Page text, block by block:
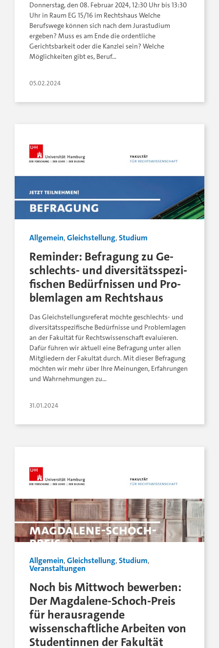
Donnerstag, den 08. Februar 2024, 12:30 Uhr bis 13:30
Uhr in Raum EG 15/16 im Rechtshaus Welche
Berufswege können sich nach dem Jurastudium
ergeben? Muss es am Ende die ordentliche
Gerichtsbarkeit oder die Kanzlei sein? Welche
Möglichkeiten gibt es, Beruf…
05.02.2024
Allgemein,Gleichstellung,Studium
Reminder: Be­fragung zu Ge­
schlechts- und di­ver­si­täts­spe­zi­
fi­schen Be­dürf­nis­sen und Pro­
blem­la­gen am Rechtshaus
Das Gleichstellungsreferat möchte geschlechts- und
diversitätsspezifische Bedürfnisse und Problemlagen
an der Fakultät für Rechtswissenschaft evaluieren.
Dafür führen wir aktuell eine Befragung unter allen
Mitgliedern der Fakultät durch. Mit dieser Befragung
möchten wir mehr über Ihre Meinungen, Erfahrungen
und Wahrnehmungen zu…
31.01.2024
Allgemein,Gleichstellung,Studium,
Veranstaltungen
Noch bis Mittwoch bewerben:
Der Magdalene-Schoch-Preis
für herausragende
wissenschaftliche Arbeiten von
Studentinnen der Fakultät